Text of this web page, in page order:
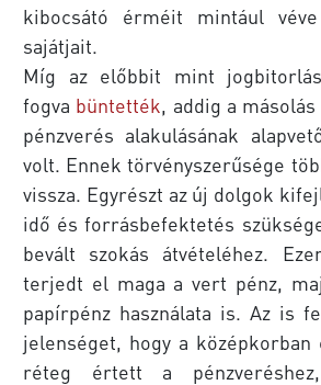
kibocsátó érméit mintául
sajátjait.
Míg az előbbit mint
fogva büntették, addig a
pénzverés alakulásának
volt. Ennek törvényszerűsége
vissza. Egyrészt az új dolgok
idő és forrásbefektetés
bevált szokás átvételéhez.
terjedt el maga a vert pénz,
papírpénz használata is. Az is
jelenséget, hogy a középkorban
réteg értett a